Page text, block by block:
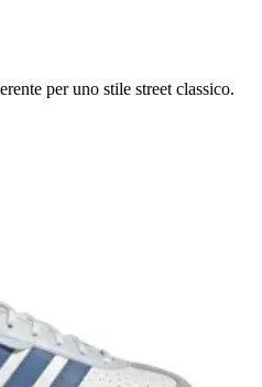
per uno stile street classico.